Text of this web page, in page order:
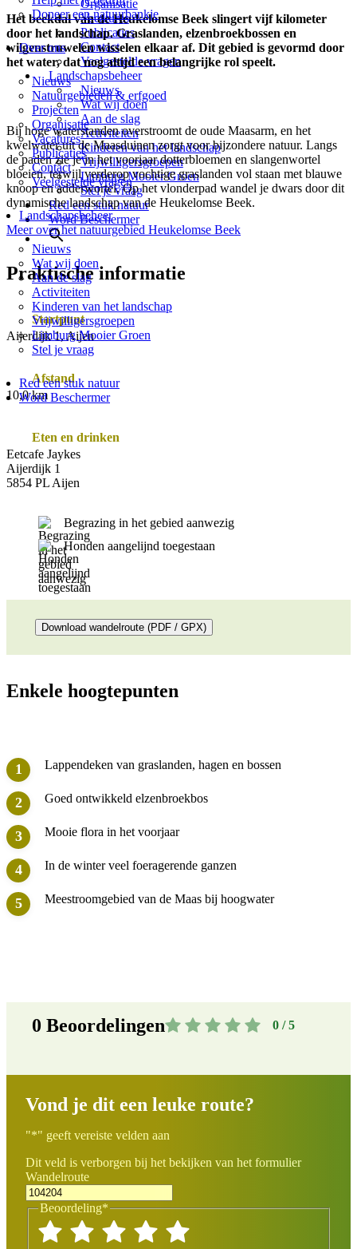
Doneer een natuurbankje
Over ons
Nieuws
Natuurgebieden & erfgoed
Projecten
Organisatie
Vacatures
Publicaties
Contact
Veelgestelde vragen
Landschapsbeheer
Nieuws
Wat wij doen
Aan de slag
Activiteiten
Kinderen van het landschap
Vrijwilligersgroepen
Limburg Mooier Groen
Stel je vraag
Red een stuk natuur
Word Beschermer
Organisatie
Vacatures
Publicaties
Contact
Veelgestelde vragen
Landschapsbeheer
Nieuws
Wat wij doen
Aan de slag
Activiteiten
Kinderen van het landschap
Vrijwilligersgroepen
Limburg Mooier Groen
Stel je vraag
Red een stuk natuur
Word Beschermer
Het beekdal van de Heukelomse Beek slingert vijf kilometer
door het landschap. Graslanden, elzenbroekbossen en
wilgenstruwelen wisselen elkaar af. Dit gebied is gevormd door
het water, dat nog altijd een belangrijke rol speelt.
Bij hoge waterstanden overstroomt de oude Maasarm, en het
kwelwater uit de Maasduinen zorgt voor bijzondere natuur. Langs
de paden zie je in het voorjaar dotterbloemen en slangenwortel
bloeien, terwijl verderop vochtige graslanden vol staan met blauwe
knoop en adderwortel. Op het vlonderpad wandel je dwars door dit
dynamische landschap van de Heukelomse Beek.
Meer over het natuurgebied Heukelomse Beek
Praktische informatie
Startpunt
Aijerdijk 1, Aijen
Afstand
10,0 km
Eten en drinken
Eetcafe Jaykes
Aijerdijk 1
5854 PL Aijen
Begrazing in het gebied aanwezig
Honden aangelijnd toegestaan
Download wandelroute (PDF / GPX)
Enkele hoogtepunten
Lappendeken van graslanden, hagen en bossen
Goed ontwikkeld elzenbroekbos
Mooie flora in het voorjaar
In de winter veel foeragerende ganzen
Meestroomgebied van de Maas bij hoogwater
0 Beoordelingen 0 / 5
Vond je dit een leuke route?
"*" geeft vereiste velden aan
Dit veld is verborgen bij het bekijken van het formulier
Wandelroute
Beoordeling*